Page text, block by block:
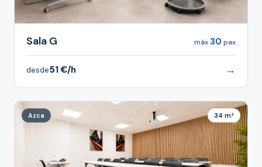
Sala G máx 30 pax
desde51 €/h →
Azca 34 m²